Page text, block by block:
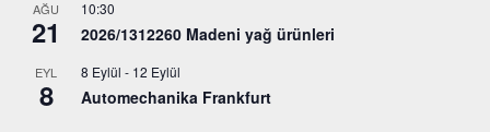
AĞU
21
10:30
2026/1312260 Madeni yağ ürünleri
EYL
8
8 Eylül - 12 Eylül
Automechanika Frankfurt